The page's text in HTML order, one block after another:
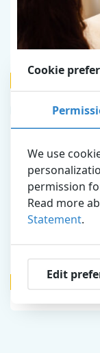
Kantoor
Stages
Cookie
We use
permission
Read more
Statement.
Edit